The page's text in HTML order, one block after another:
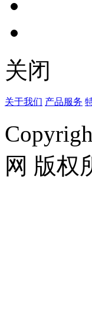
关闭
关于我们 产品服务
网 版权